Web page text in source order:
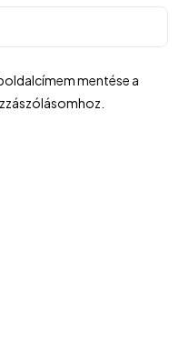
mentése a